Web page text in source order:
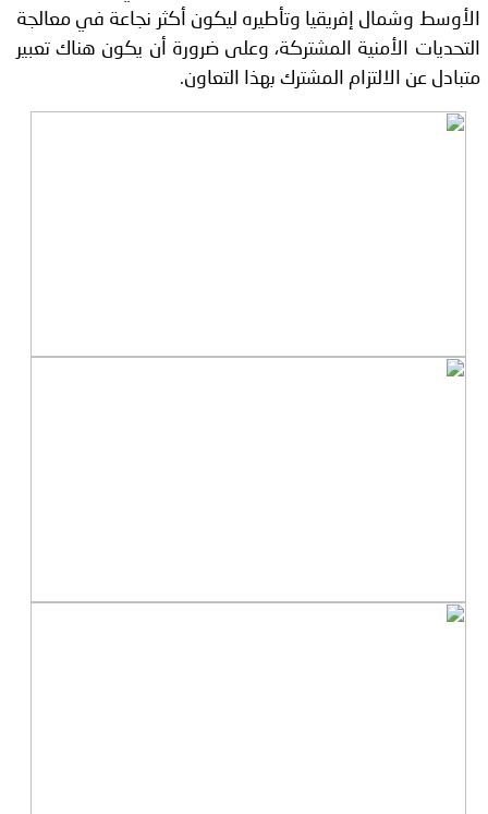
الأوسط وشمال إفريقيا وتأطيره ليكون أكثر نجاعة في معالجة
التحديات الأمنية المشتركة، وعلى ضرورة أن يكون هناك تعبير
متبادل عن الالتزام المشترك بهذا التعاون.